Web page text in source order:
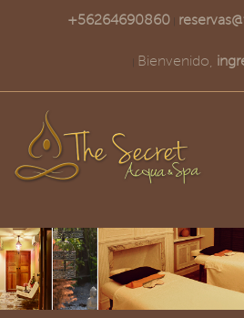
+56264690860|
Bienvenido,